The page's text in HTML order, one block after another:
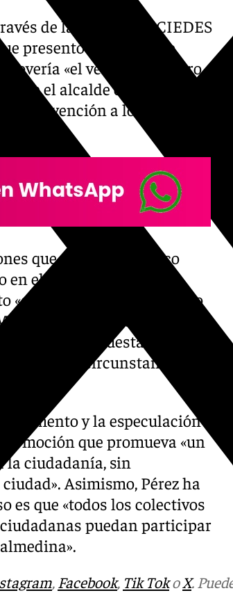
de la Fundación CIEDES
presentó el arquitecto
«el verde de nuestro
el alcalde con sus
intervención a los medios
que desde hace cinco
el cauce del río
«que nadie quiere» y que no
Es por ello que desde
propuestas «como
actuales circunstancias en
cemento y la especulación
moción que promueva «un
la ciudadanía, sin
Asimismo, Pérez ha
es que «todos los colectivos
ciudadanas puedan participar
, Facebook, Tik TokoX.